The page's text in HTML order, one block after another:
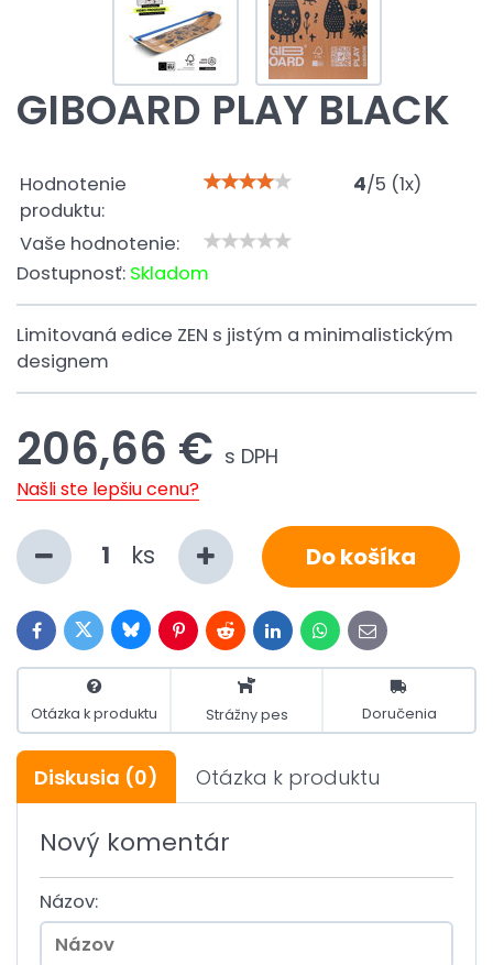
GIBOARD PLAY BLACK
Hodnotenie
produktu:
4/5 (1x)
Vaše hodnotenie:
Dostupnosť: Skladom
Limitovaná edice ZEN s jistým a minimalistickým
designem
206,66 € s DPH
Našli ste lepšiu cenu?
ks Do košíka
FacebookTwitterBlueskyPinterestRedditLinkedInWhatsApp
E-
mail
Otázka k produktu Strážny pes Doručenia
Diskusia (0) Otázka k produktu
Nový komentár
Názov: